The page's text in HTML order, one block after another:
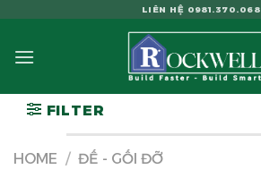
content
LIÊN HỆ 0981.370.068
FILTER
HOME / ĐẾ - GỐI ĐỠ